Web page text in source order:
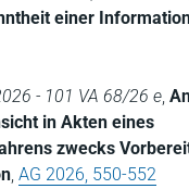
einer
- 101 VA 68/26 e,
in Akten eines
zwecks
, AG 2026, 550-552